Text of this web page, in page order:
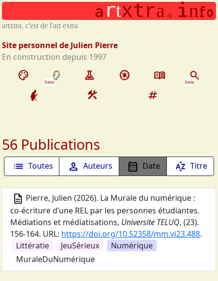
Aller au contenu principal
palette beta experiment camera dictionary search
beta
construction tag
56 Publications
list Toutes person Auteurs calendar_month Date sort_by_alpha Titre
description Pierre, Julien (2026). La Murale du numérique :
co-écriture d’une REL par les personnes étudiantes.
Médiations et médiatisations, Universite TELUQ, (23).
156-164. URL: https://doi.org/10.52358/mm.vi23.488.
Littératie
JeuSérieux
Numérique
MuraleDuNumérique
artxtra.info
artxtra, c'est de l'art extra
Site personnel de Julien Pierre
En construction depuis 1997